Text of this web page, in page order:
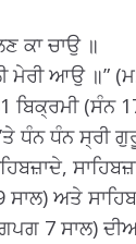
ਕਾ ਚਾਉ ॥
ਮੇਰੀ ਆਉ ॥”
ਬਿਕ੍ਰਮੀ (ਸੰਨ
ਧੰਨ ਧੰਨ ਸ੍ਰੀ
ਅਤੇ
7 ਸਾਲ)